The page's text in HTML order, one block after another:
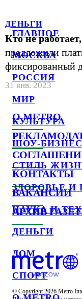
ГЛАВНОЕ
МОСКВА
РОССИЯ
МИР
КУЛЬТУРА
ШОУ-БИЗНЕС
СТИЛЬ
ЗДОРОВЬЕ И
НАУКА И
ДЕНЬГИ
ДОМ
СПОРТ
ДЕНЬГИ
Кто не
предложили
фиксированный
31 янв. 2023
О METRO
КОНТАКТЫ
ВАКАНСИИ
АРХИВ
© Copyright 2026 Metro